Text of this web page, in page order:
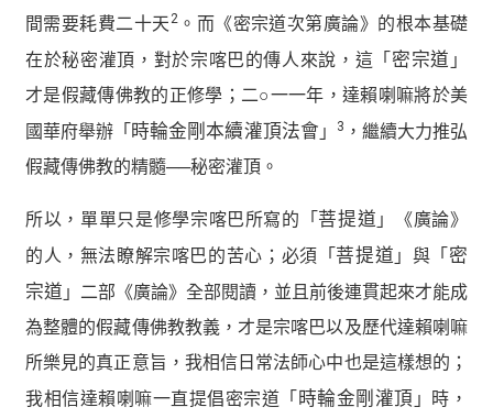
間需要耗費二十天2。而《密宗道次第廣論》的根本基礎
在於秘密灌頂，對於宗喀巴的傳人來說，這「 密宗道 」
才是假藏傳佛教的正修學；二○一一年，達賴喇嘛將於美
國華府舉辦「 時輪金剛本續灌頂法會 」 3 ，繼續大力推弘
假藏傳佛教的精髓──秘密灌頂。
所以，單單只是修學宗喀巴所寫的「 菩提道 」《廣論》
的人，無法瞭解宗喀巴的苦心；必須「 菩提道 」與「 密
宗道 」二部《廣論》全部閱讀，並且前後連貫起來才能成
為整體的假藏傳佛教教義，才是宗喀巴以及歷代達賴喇嘛
所樂見的真正意旨，我相信日常法師心中也是這樣想的；
我相信達賴喇嘛一直提倡密宗道「 時輪金剛灌頂 」時，